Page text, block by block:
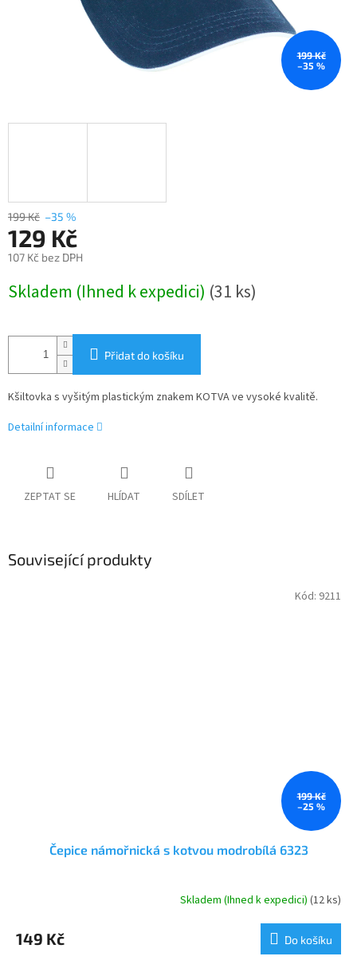
199 Kč
–35 %
199 Kč –35 %
129 Kč
107 Kč bez DPH
cena:
Skladem (Ihned k expedici) (31 ks)
Přidat do košíku
Kšiltovka s vyšitým plastickým znakem KOTVA ve vysoké kvalitě.
Detailní informace
ZEPTAT SE HLÍDAT SDÍLET
Související produkty
199 Kč
–25 %
Čepice námořnická s kotvou modrobílá 6323
produktu
je
Skladem (Ihned k expedici)(12 ks)
149 Kč Do košíku
Kód: 9211